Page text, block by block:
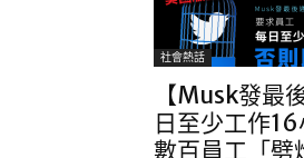
社會熱話
【Musk發最
日至少工作
數百員工「劈